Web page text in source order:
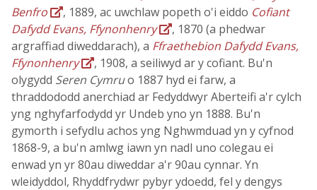
Benfro
, 1889, ac uwchlaw popeth o'i eiddo Cofiant
Dafydd Evans, Ffynonhenry
, 1870 (a phedwar
argraffiad diweddarach), a Ffraethebion Dafydd Evans,
Ffynonhenry
, 1908, a seiliwyd ar y cofiant. Bu'n
olygydd Seren Cymruo 1887 hyd ei farw, a
thraddododd anerchiad ar Fedyddwyr Aberteifi a'r cylch
yng nghyfarfodydd yr Undeb yno yn 1888. Bu'n
gymorth i sefydlu achos yng Nghwmduad yn y cyfnod
1868-9, a bu'n amlwg iawn yn nadl uno colegau ei
enwad yn yr 80au diweddar a'r 90au cynnar. Yn
wleidyddol, Rhyddfrydwr pybyr ydoedd, fel y dengys